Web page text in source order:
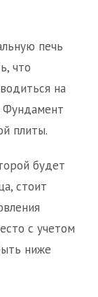
печь
что
на
Фундамент
плиты.
будет
стоит
с учетом
ниже